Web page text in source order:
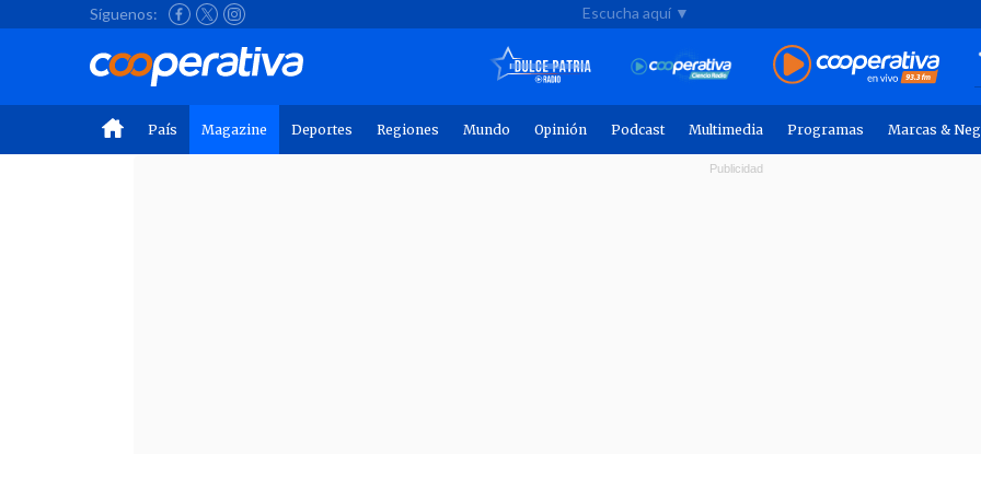
Síguenos: Escucha aquí ▼
País Magazine Deportes Regiones Mundo Opinión Podcast Multimedia Programas Marcas &